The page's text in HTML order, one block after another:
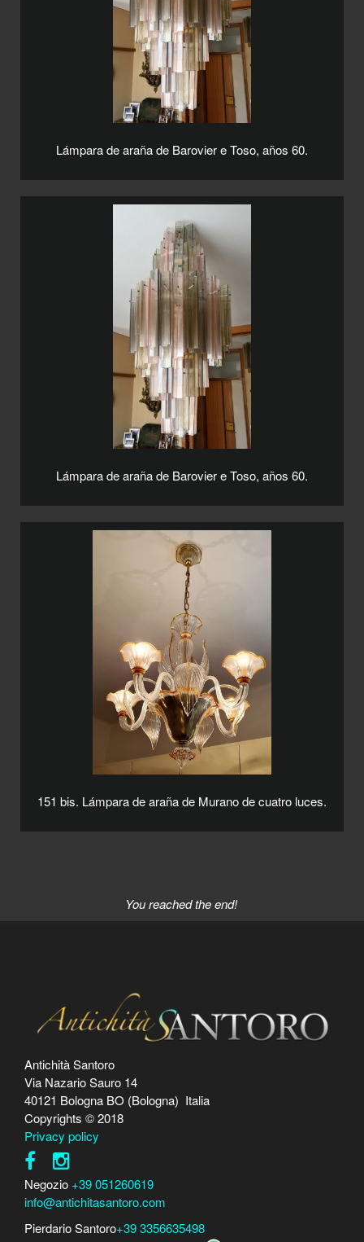
Lámpara de araña de Barovier e Toso, años 60.
Lámpara de araña de Barovier e Toso, años 60.
151 bis. Lámpara de araña de Murano de cuatro luces.
You reached the end!
Antichità Santoro
Via Nazario Sauro 14
40121 Bologna BO (Bologna) Italia
Copyrights © 2018
Privacy policy
Negozio +39 051260619
info@antichitasantoro.com
Pierdario Santoro+39 3356635498